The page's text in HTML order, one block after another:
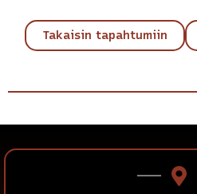
Takaisin tapahtumiin